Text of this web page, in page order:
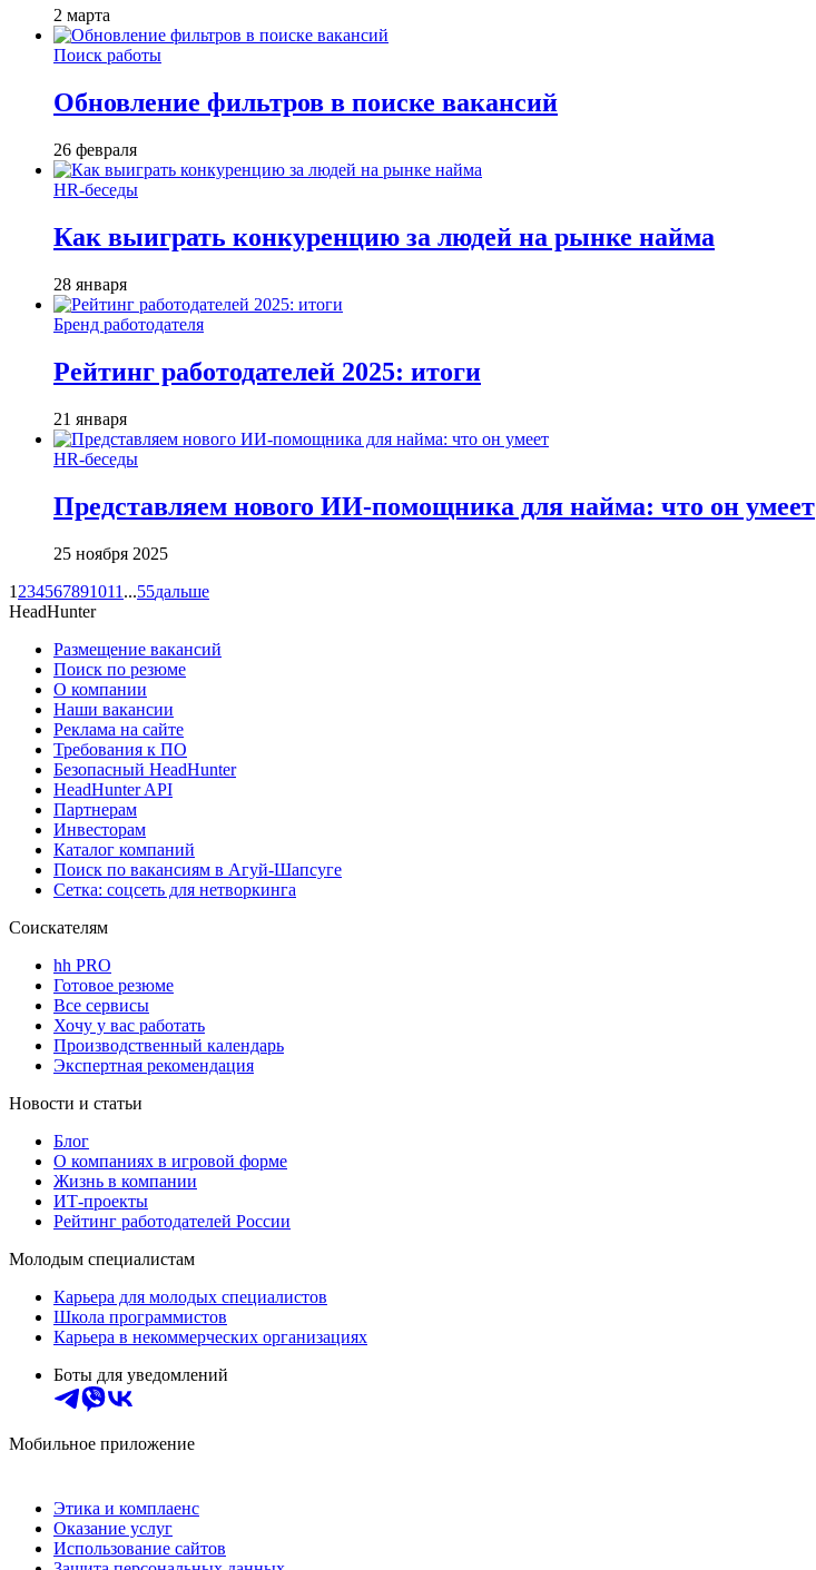
2 марта
Поиск работы
Обновление фильтров в поиске вакансий
26 февраля
HR-беседы
Как выиграть конкуренцию за людей на рынке найма
28 января
Бренд работодателя
Рейтинг работодателей 2025: итоги
21 января
HR-беседы
Представляем нового ИИ-помощника для найма: что он умеет
25 ноября 2025
1 234567891011 ...55дальше
HeadHunter
Размещение вакансий
Поиск по резюме
О компании
Наши вакансии
Реклама на сайте
Требования к ПО
Безопасный HeadHunter
HeadHunter API
Партнерам
Инвесторам
Каталог компаний
Поиск по вакансиям в Агуй-Шапсуге
Сетка: соцсеть для нетворкинга
Соискателям
hh PRO
Готовое резюме
Все сервисы
Хочу у вас работать
Производственный календарь
Экспертная рекомендация
Новости и статьи
Блог
О компаниях в игровой форме
Жизнь в компании
ИТ-проекты
Рейтинг работодателей России
Молодым специалистам
Карьера для молодых специалистов
Школа программистов
Карьера в некоммерческих организациях
Боты для уведомлений
Мобильное приложение
Этика и комплаенс
Оказание услуг
Использование сайтов